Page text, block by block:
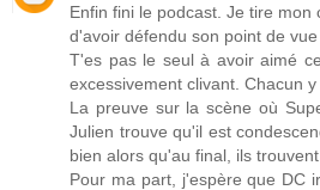
Enfin fini le podcast. Je tire
d'avoir défendu son point de
T'es pas le seul à avoir aimé
excessivement clivant. Chacun
La preuve sur la scène où
Julien trouve qu'il est
bien alors qu'au final, ils
Pour ma part, j'espère que DC